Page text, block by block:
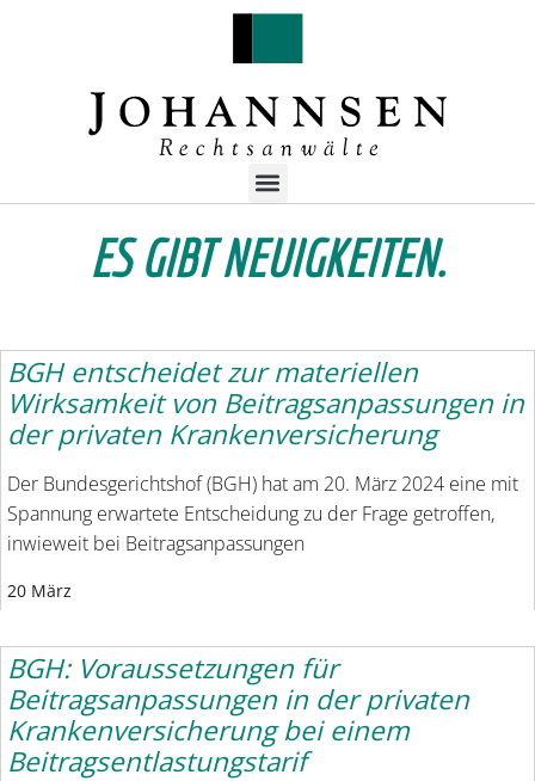
ES GIBT NEUIGKEITEN.
BGH entscheidet zur materiellen
Wirksamkeit von Beitragsanpassungen in
der privaten Krankenversicherung
Der Bundesgerichtshof (BGH) hat am 20. März 2024 eine mit
Spannung erwartete Entscheidung zu der Frage getroffen,
inwieweit bei Beitragsanpassungen
20 März
BGH: Voraussetzungen für
Beitragsanpassungen in der privaten
Krankenversicherung bei einem
Beitragsentlastungstarif